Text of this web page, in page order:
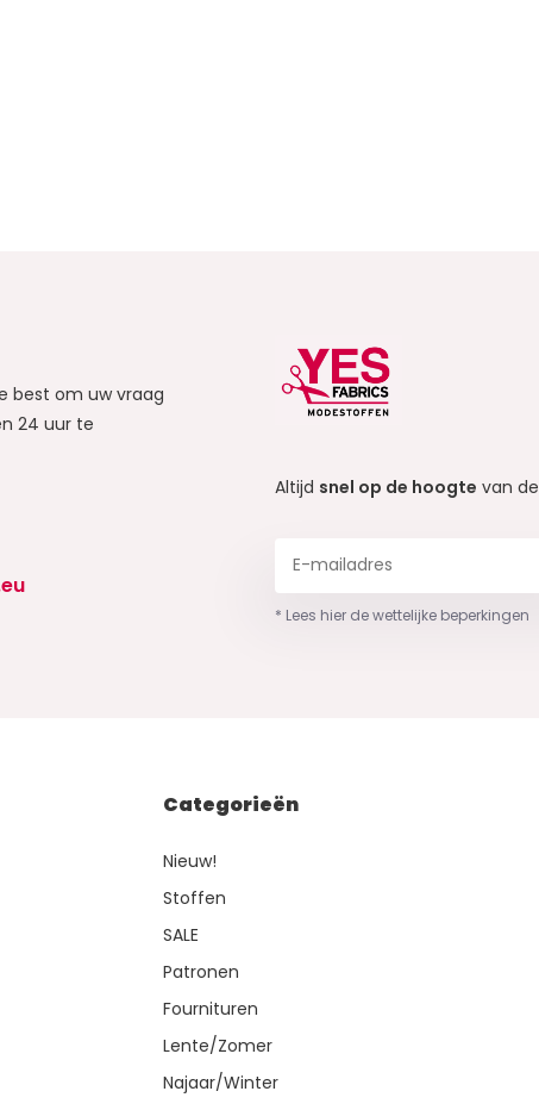
best om uw vraag
24 uur te
Altijd snel op de hoogte van de
* Lees hier de wettelijke beperkingen
Categorieën
Nieuw!
Stoffen
SALE
Patronen
Fournituren
Lente/Zomer
Najaar/Winter